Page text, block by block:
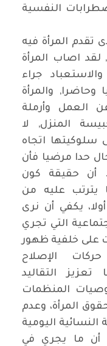
النفسية
تقدم المرأة فيه
لقد اصاب المرأة
جراء
وحاضرا, والمرأة
العمل وأرملة
المنزل, لا
اتجاه
حدا مرضيا فأن
أن حقيقة كون
يترتب عليه من
يكفي أن نرى
التي تجري
على خلفية ظهور
الإصلاح
تعزيز التقاليد
المنظمات
المرأة، وعدم
اليومية
أن ما يجري في